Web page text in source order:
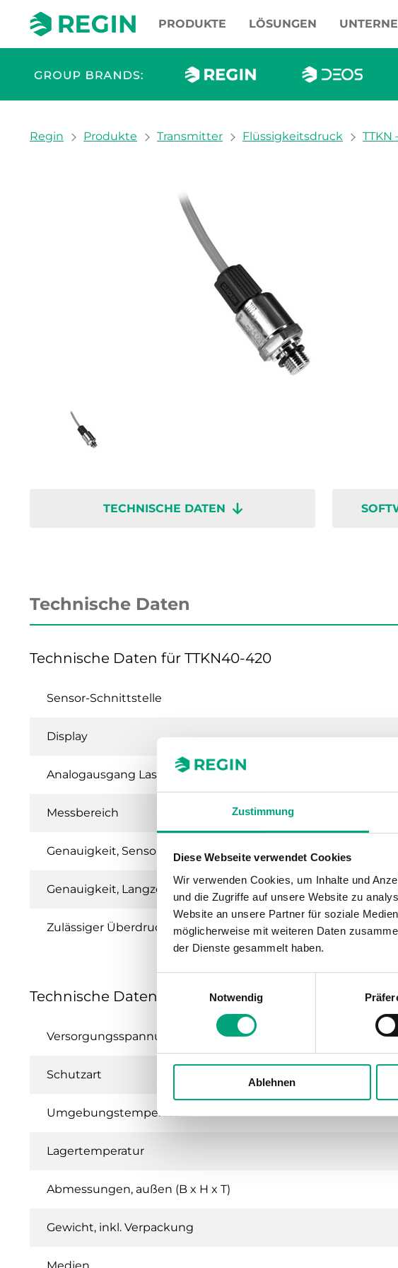
Zustimmung
Diese Webseite verwendet Cookies
Wir verwenden Cookies, um Inhalte und
und die Zugriffe auf unsere Website zu
Website an unsere Partner für soziale
möglicherweise mit weiteren Daten
der Dienste gesammelt haben.
Notwendig
Ablehnen
PRODUKTE LÖSUNGEN
You are here:
Regin Produkte Transmitter Flüssigkeitsdruck
TECHNISCHE DATEN
Technische Daten
Technische Daten für TTKN40-420
Sensor-Schnittstelle
Display
Analogausgang Lastimpedanz 4...20 mA
Messbereich
Genauigkeit, Sensorauflösung
Genauigkeit, Langzeitstabilität gem. IEC EN 60770-1
Zulässiger Überdruck
Technische Daten für TTKN – Drucktransmitter für
Versorgungsspannung
Schutzart
Umgebungstemperatur
Lagertemperatur
Abmessungen, außen (B x H x T)
Gewicht, inkl. Verpackung
Medien